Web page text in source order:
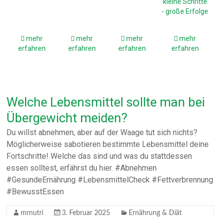
mehr
erfahren
mehr
erfahren
mehr
erfahren
mehr
erfahren
Welche Lebensmittel sollte man bei
Übergewicht meiden?
Du willst abnehmen, aber auf der Waage tut sich nichts?
Möglicherweise sabotieren bestimmte Lebensmittel deine
Fortschritte! Welche das sind und was du stattdessen
essen solltest, erfährst du hier. #Abnehmen
#GesundeErnährung #LebensmittelCheck #Fettverbrennung
#BewusstEssen
mrnutri 3. Februar 2025 Ernährung & Diät